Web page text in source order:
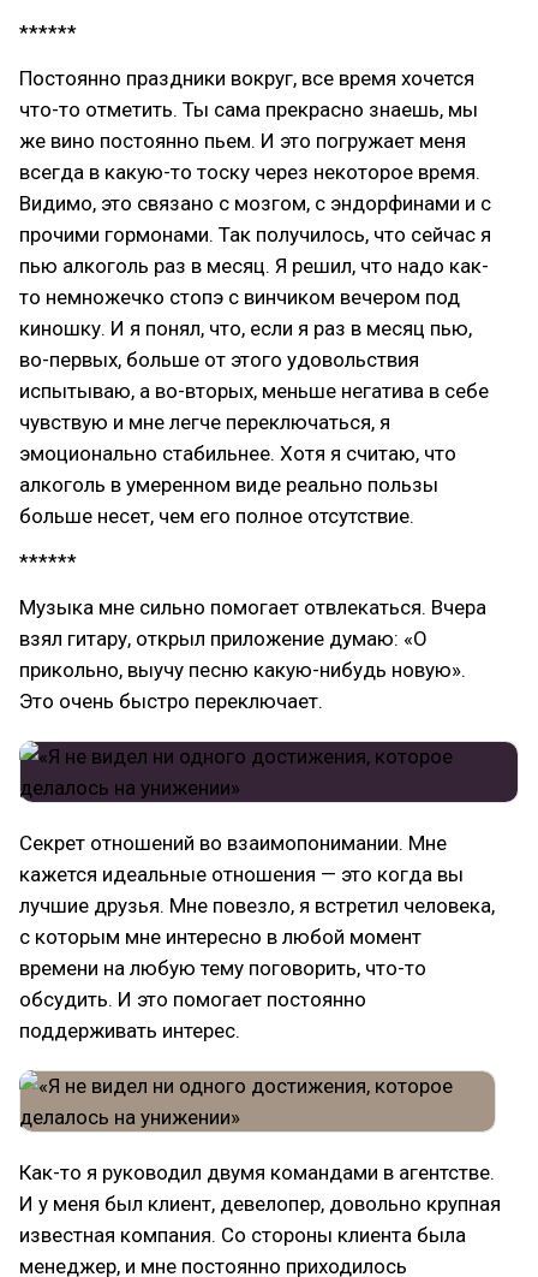
******
Постоянно праздники вокруг, все время хочется
что-то отметить. Ты сама прекрасно знаешь, мы
же вино постоянно пьем. И это погружает меня
всегда в какую-то тоску через некоторое время.
Видимо, это связано с мозгом, с эндорфинами и с
прочими гормонами. Так получилось, что сейчас я
пью алкоголь раз в месяц. Я решил, что надо как-
то немножечко стопэ с винчиком вечером под
киношку. И я понял, что, если я раз в месяц пью,
во-первых, больше от этого удовольствия
испытываю, а во-вторых, меньше негатива в себе
чувствую и мне легче переключаться, я
эмоционально стабильнее. Хотя я считаю, что
алкоголь в умеренном виде реально пользы
больше несет, чем его полное отсутствие.
******
Музыка мне сильно помогает отвлекаться. Вчера
взял гитару, открыл приложение думаю: «О
прикольно, выучу песню какую-нибудь новую».
Это очень быстро переключает.
Секрет отношений во взаимопонимании. Мне
кажется идеальные отношения — это когда вы
лучшие друзья. Мне повезло, я встретил человека,
с которым мне интересно в любой момент
времени на любую тему поговорить, что-то
обсудить. И это помогает постоянно
поддерживать интерес.
Как-то я руководил двумя командами в агентстве.
И у меня был клиент, девелопер, довольно крупная
известная компания. Со стороны клиента была
менеджер, и мне постоянно приходилось